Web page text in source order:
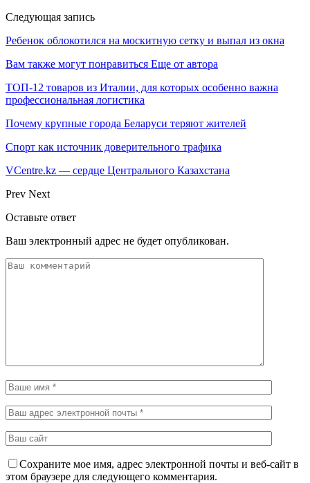
Следующая запись
Ребенок облокотился на москитную сетку и выпал из окна
Вам также могут понравиться Еще от автора
ТОП-12 товаров из Италии, для которых особенно важна
профессиональная логистика
Почему крупные города Беларуси теряют жителей
Спорт как источник доверительного трафика
VCentre.kz — сердце Центрального Казахстана
Prev Next
Оставьте ответ
Ваш электронный адрес не будет опубликован.
Сохраните мое имя, адрес электронной почты и веб-сайт в
этом браузере для следующего комментария.